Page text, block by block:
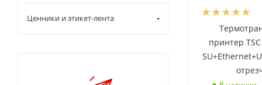
принтер
Ценники и этикет-лента